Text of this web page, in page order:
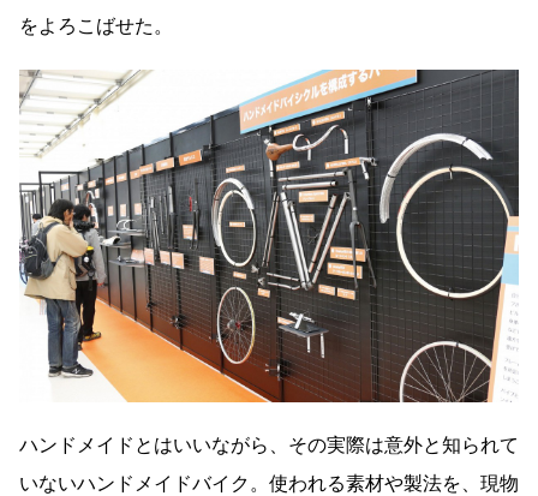
をよろこばせた。
ハンドメイドとはいいながら、その実際は意外と知られて
いないハンドメイドバイク。使われる素材や製法を、現物